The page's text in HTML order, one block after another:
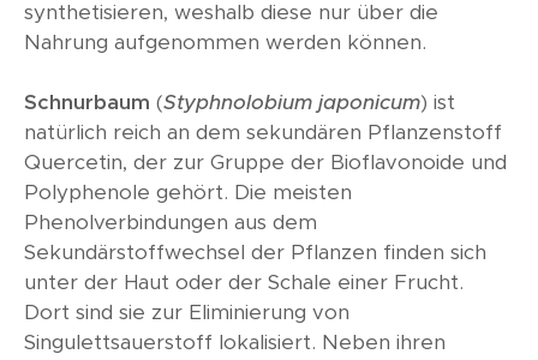
synthetisieren, weshalb diese nur über die
Nahrung aufgenommen werden können.
Schnurbaum (Styphnolobium japonicum) ist
natürlich reich an dem sekundären Pflanzenstoff
Quercetin, der zur Gruppe der Bioflavonoide und
Polyphenole gehört. Die meisten
Phenolverbindungen aus dem
Sekundärstoffwechsel der Pflanzen finden sich
unter der Haut oder der Schale einer Frucht.
Dort sind sie zur Eliminierung von
Singulettsauerstoff lokalisiert. Neben ihren